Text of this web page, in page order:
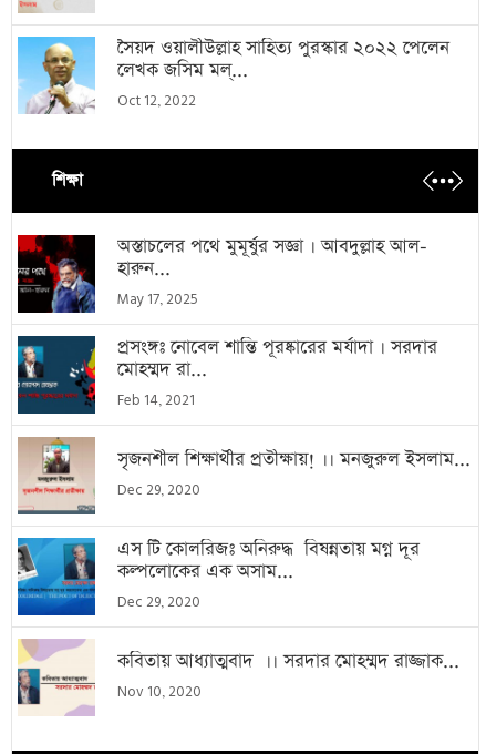
সৈয়দ ওয়ালীউল্লাহ সাহিত্য পুরস্কার ২০২২ পেলেন
লেখক জসিম মল্...
Oct 12, 2022
শিক্ষা
অস্তাচলের পথে মুমূর্ষুর সজ্ঞা । আবদুল্লাহ আল-
হারুন...
May 17, 2025
প্রসংঙ্গঃ নোবেল শান্তি পূরষ্কারের মর্যাদা । সরদার
মোহম্মদ রা...
Feb 14, 2021
সৃজনশীল শিক্ষার্থীর প্রতীক্ষায়! ।। মনজুরুল ইসলাম...
Dec 29, 2020
এস টি কোলরিজঃ অনিরুদ্ধ বিষন্নতায় মগ্ন দূর
কল্পলোকের এক অসাম...
Dec 29, 2020
কবিতায় আধ্যাত্মবাদ ।। সরদার মোহম্মদ রাজ্জাক...
Nov 10, 2020